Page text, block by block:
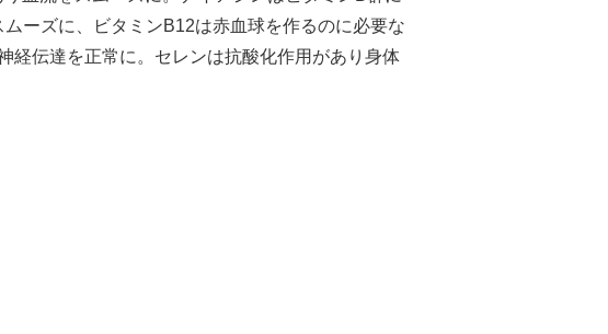
ーズに、ビタミンB12は赤血球を作るのに必要な
経伝達を正常に。セレンは抗酸化作用があり身体